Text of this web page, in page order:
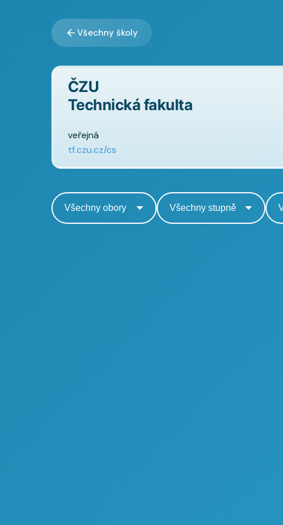
Všechny školy
ČZU
Technická fakulta
veřejná
tf.czu.cz/cs